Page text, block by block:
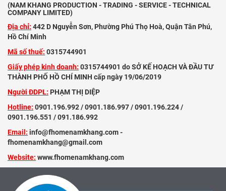
(NAM KHANG PRODUCTION - TRADING - SERVICE - TECHNICAL
COMPANY LIMITED)
Địa chỉ: 442 D Nguyễn Sơn, Phường Phú Thọ Hoà, Quận Tân Phú,
Hồ Chí Minh
Mã số thuế: 0315744901
Giấy phép kinh doanh: 0315744901 do SỞ KẾ HOẠCH VÀ ĐẦU TƯ
THÀNH PHỐ HỒ CHÍ MINH cấp ngày 19/06/2019
Người ĐDPL: PHẠM THỊ DIỆP
Hotline: 0901.196.992 / 0901.186.997 / 0901.196.224 /
0901.196.551 / 091.186.992
Email: info@fhomenamkhang.com -
fhomenamkhang@gmail.com
Website: www.fhomenamkhang.com